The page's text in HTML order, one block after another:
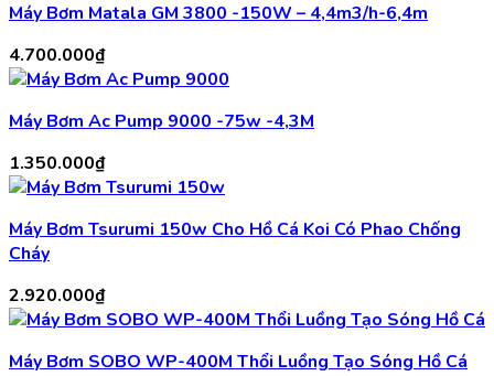
Máy Bơm Matala GM 3800 -150W – 4,4m3/h-6,4m
4.700.000₫
Máy Bơm Ac Pump 9000 -75w -4,3M
1.350.000₫
Máy Bơm Tsurumi 150w Cho Hồ Cá Koi Có Phao Chống
Cháy
2.920.000₫
Máy Bơm SOBO WP-400M Thổi Luồng Tạo Sóng Hồ Cá